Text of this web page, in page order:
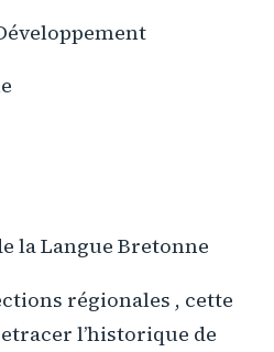
la Langue Bretonne
régionales , cette
l’historique de